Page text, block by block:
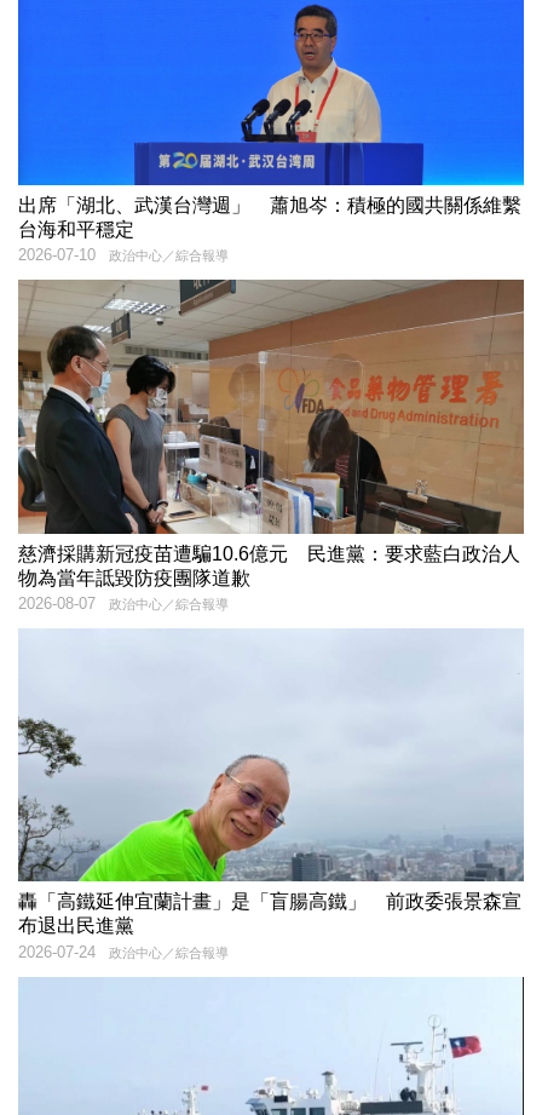
出席「湖北、武漢台灣週」 蕭旭岑：積極的國共關係維繫
台海和平穩定
政治中心／綜合報導
2026-07-10
慈濟採購新冠疫苗遭騙10.6億元 民進黨：要求藍白政治人
物為當年詆毀防疫團隊道歉
政治中心／綜合報導
2026-08-07
轟「高鐵延伸宜蘭計畫」是「盲腸高鐵」 前政委張景森宣
布退出民進黨
政治中心／綜合報導
2026-07-24